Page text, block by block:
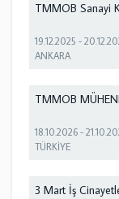
TMMOB Sanayi
19.12.2025 -
ANKARA
TMMOB
18.10.2026 -
TÜRKİYE
3 Mart İş